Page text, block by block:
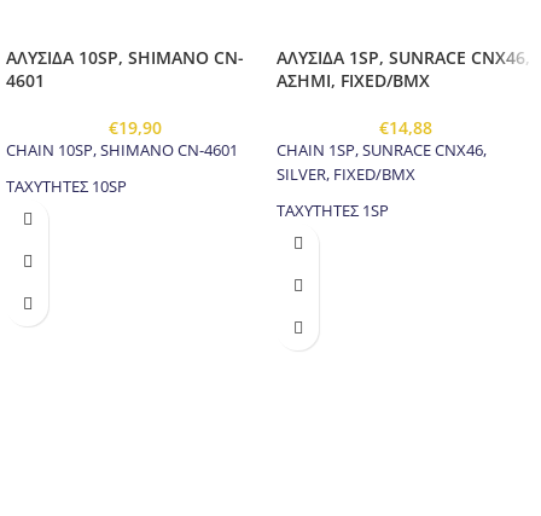
ΑΛΥΣΙΔΑ 10SP, SHIMANO CN-
4601
€19,90
CHAIN 10SP, SHIMANO CN-4601
ΤΑΧΥΤΗΤΕΣ 10SP
ΑΛΥΣΙΔΑ 1SP, SUNRACE CNX46,
ΑΣΗΜΙ, FIXED/BMX
€14,88
CHAIN 1SP, SUNRACE CNX46,
SILVER, FIXED/BMX
ΤΑΧΥΤΗΤΕΣ 1SP